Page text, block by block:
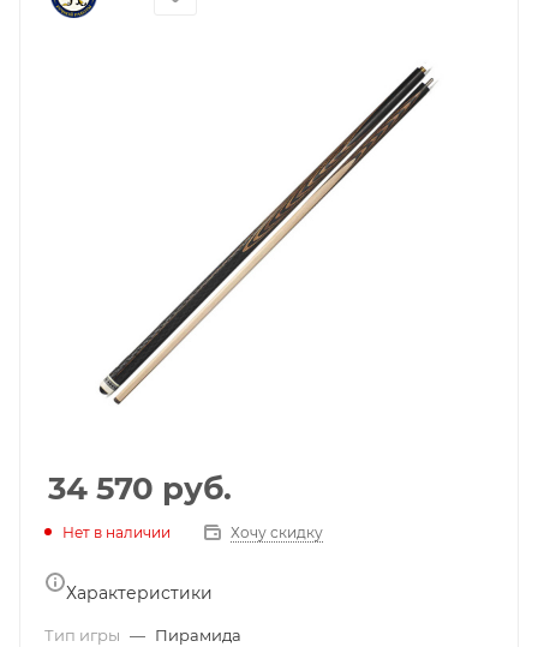
34 570 руб.
Нет в наличии Хочу скидку
Характеристики
Тип игры — Пирамида